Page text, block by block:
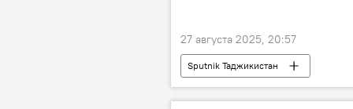
27 августа 2025, 20:57
Sputnik Таджикистан